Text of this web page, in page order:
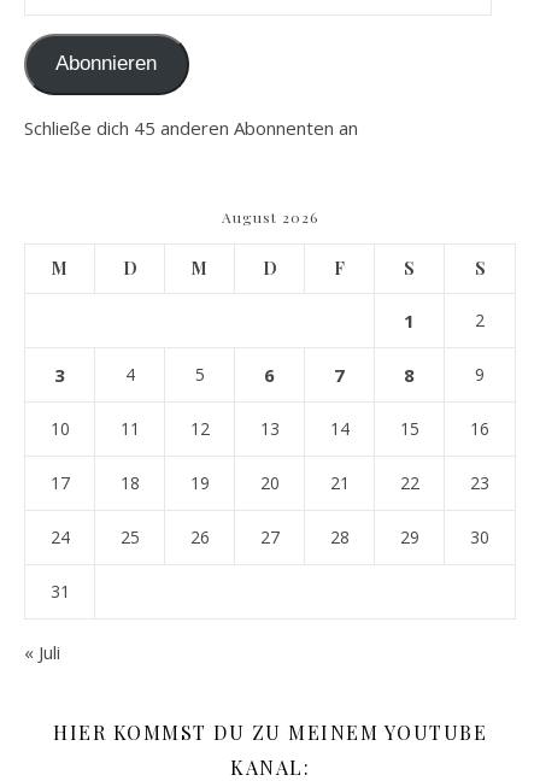
Abonnieren
Schließe dich 45 anderen Abonnenten an
August 2026
M D M D F S S
1 2
3 4 5 6 7 8 9
10 11 12 13 14 15 16
17 18 19 20 21 22 23
24 25 26 27 28 29 30
31
« Juli
HIER KOMMST DU ZU MEINEM YOUTUBE
KANAL: